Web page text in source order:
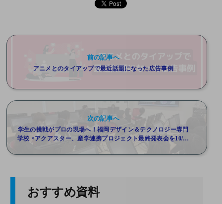
前の記事へ
アニメとのタイアップで最近話題になった広告事例
次の記事へ
学生の挑戦がプロの現場へ！福岡デザイン＆テクノロジー専門
学校 ×アクアスター、産学連携プロジェクト最終発表会を10/24
オンライン開催/学生32名の挑戦、最優秀作品はアクアスター
自社コンテンツへ実装
おすすめ資料